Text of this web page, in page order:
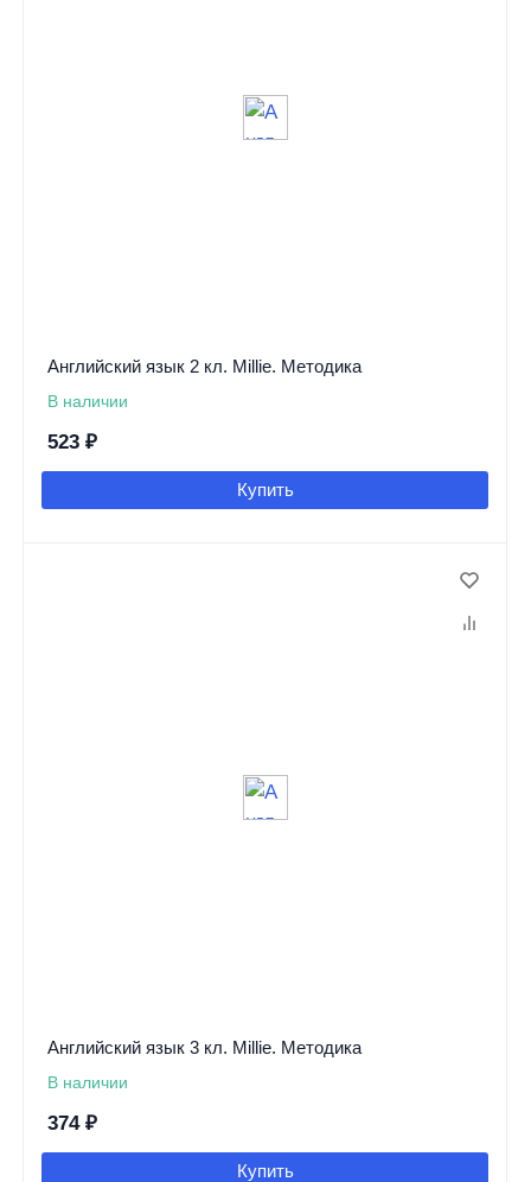
Английский язык 2 кл. Millie. Методика
В наличии
523 ₽
Купить
Английский язык 3 кл. Millie. Методика
В наличии
374 ₽
Купить